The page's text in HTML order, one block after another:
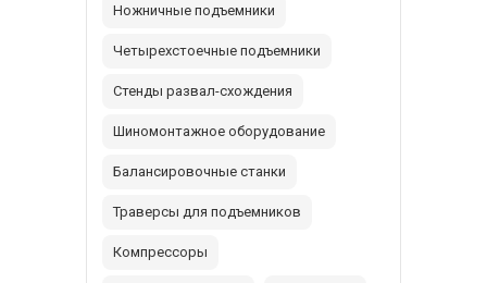
Ножничные подъемники
Четырехстоечные подъемники
Стенды развал-схождения
Шиномонтажное оборудование
Балансировочные станки
Траверсы для подъемников
Компрессоры